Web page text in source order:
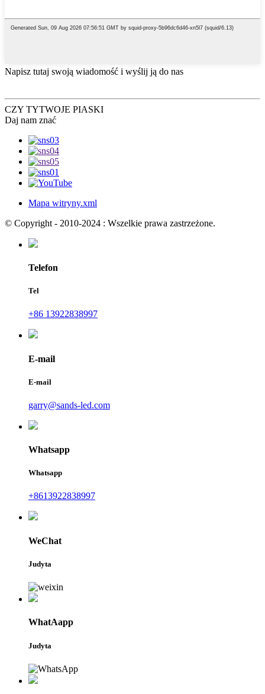
Napisz tutaj swoją wiadomość i wyślij ją do nas
CZY TYTWOJE PIASKI
Daj nam znać
Mapa witryny.xml
© Copyright - 2010-2024 : Wszelkie prawa zastrzeżone.
Telefon
Tel
+86 13922838997
E-mail
E-mail
garry@sands-led.com
Whatsapp
Whatsapp
+8613922838997
WeChat
Judyta
WhatAapp
Judyta